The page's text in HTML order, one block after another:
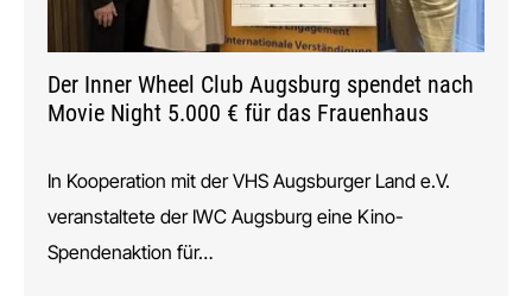
Der Inner Wheel Club Augsburg spendet nach
Movie Night 5.000 € für das Frauenhaus
In Kooperation mit der VHS Augsburger Land e.V.
veranstaltete der IWC Augsburg eine Kino-
Spendenaktion für…